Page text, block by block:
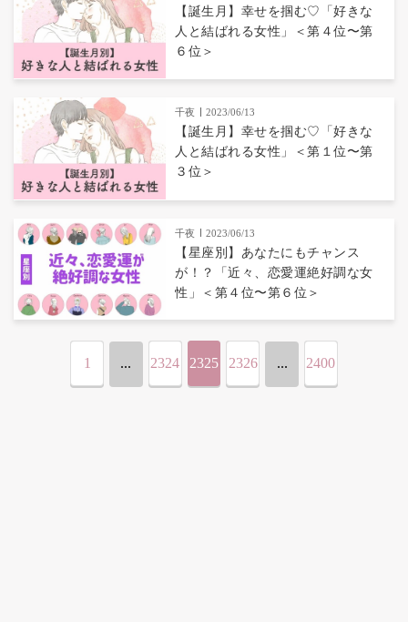
【誕生月】幸せを掴む♡「好きな
人と結ばれる女性」＜第４位〜第
６位＞
千夜 2023/06/13
【誕生月】幸せを掴む♡「好きな
人と結ばれる女性」＜第１位〜第
３位＞
千夜 2023/06/13
【星座別】あなたにもチャンス
が！？「近々、恋愛運絶好調な女
性」＜第４位〜第６位＞
1 ... 2324 2325 2326 ... 2400